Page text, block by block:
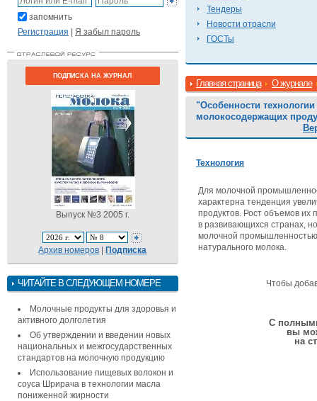
запомнить
Регистрация | Я забыл пароль
ПОДПИСКА НА ЖУРНАЛ
Выпуск №3 2005 г.
Архив номеров |Подписка
ЧИТАЙТЕ В СЛЕДУЮЩЕМ НОМЕРЕ
Молочные продукты для здоровья и
активного долголетия
Об утверждении и введении новых
национальных и межгосударственных
стандартов на молочную продукцию
Использование пищевых волокон и
соуса Шрирача в технологии масла
пониженной жирности
Тендеры
Новости отрасли
ГОСТы
Главная страница О журнале
"Особенности
молокосодержащих
Технология
Для молочной
характерна тенденция
продуктов. Рост объемов их
в развивающихся странах,
молочной
натурального молока.
Чтобы
С
вы
на